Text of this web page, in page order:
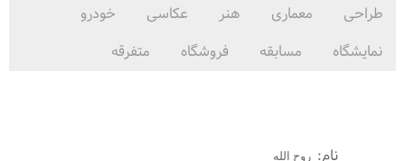
طراحی معماری هنر عکاسی
خودرو
نمایشگاه
مسابقه فروشگاه متفرقه
نام: روح الله